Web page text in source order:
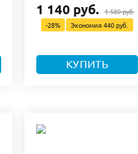
1 140 руб. 1 580 руб.
-28%
Экономия440 руб.
КУПИТЬ